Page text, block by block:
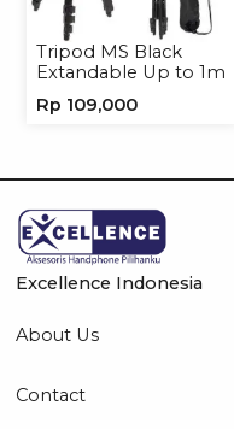
Tripod MS Black
Extandable Up to 1m
Rp 109,000
Excellence Indonesia
About Us
Contact